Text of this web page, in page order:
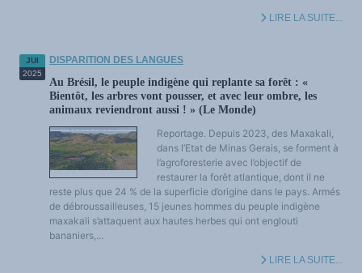
LIRE LA SUITE...
JUI
2025
DISPARITION DES LANGUES
Au Brésil, le peuple indigène qui replante sa forêt : «
Bientôt, les arbres vont pousser, et avec leur ombre, les
animaux reviendront aussi ! » (Le Monde)
Reportage. Depuis 2023, des Maxakali,
dans l’Etat de Minas Gerais, se forment à
l’agroforesterie avec l’objectif de
restaurer la forêt atlantique, dont il ne
reste plus que 24 % de la superficie d’origine dans le pays. Armés
de débroussailleuses, 15 jeunes hommes du peuple indigène
maxakali s’attaquent aux hautes herbes qui ont englouti
bananiers,...
LIRE LA SUITE...